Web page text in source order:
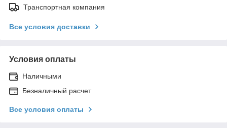
Транспортная компания
Все условия доставки
Условия оплаты
Наличными
Безналичный расчет
Все условия оплаты